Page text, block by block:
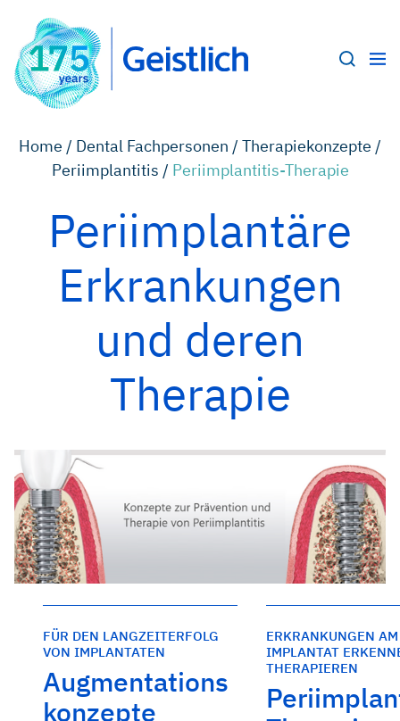
Home / Dental Fachpersonen / Therapiekonzepte /
Periimplantitis / Periimplantitis-Therapie
Periimplantäre
Erkrankungen
und deren
Therapie
FÜR DEN LANGZEITERFOLG
VON IMPLANTATEN
Augmentations
konzepte
ERKRANKUNGEN AM
IMPLANTAT
THERAPIEREN